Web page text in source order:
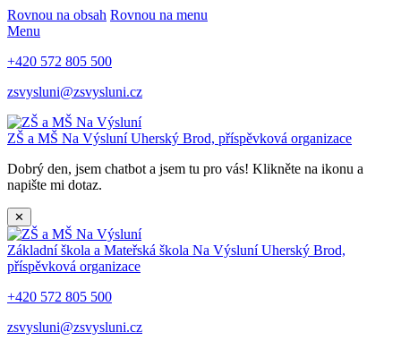
Rovnou na obsah Rovnou na menu
Menu
+420 572 805 500
zsvysluni@zsvysluni.cz
ZŠ a MŠ Na VýsluníUherský Brod, příspěvková organizace
Dobrý den, jsem chatbot a jsem tu pro vás! Klikněte na ikonu a
napište mi dotaz.
✕
Základní škola a Mateřská škola Na VýsluníUherský Brod,
příspěvková organizace
+420 572 805 500
zsvysluni@zsvysluni.cz